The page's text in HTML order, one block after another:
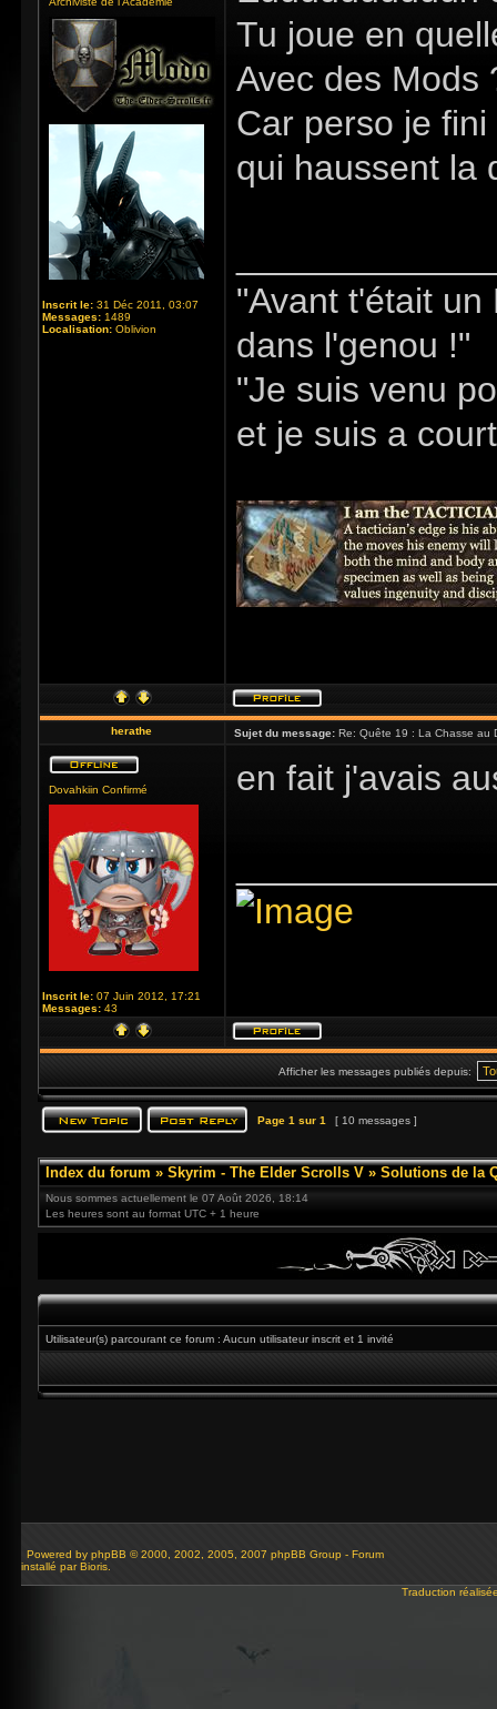
Inscrit le: 31 Déc 2011, 03:07
Messages: 1489
Localisation: Oblivion
Tu joue en
Avec des Mods
Car perso je
qui haussent la
"Avant t'était
dans l'genou !"
"Je suis venu
et je suis a
herathe Sujet du message: Re: Quête 19 : La Chasse au
Dovahkiin Confirmé
Inscrit le: 07 Juin 2012, 17:21
Messages: 43
en fait j'avais
Afficher les messages publiés depuis:
Page 1 sur 1 [ 10 messages ]
Index du forum » Skyrim - The Elder Scrolls V » Solutions de la
Nous sommes actuellement le 07 Août 2026, 18:14
Les heures sont au format UTC + 1 heure
Utilisateur(s) parcourant ce forum : Aucun utilisateur inscrit et 1 invité
Powered by phpBB © 2000, 2002, 2005, 2007 phpBB Group - Forum
installé par Bioris.
Traduction